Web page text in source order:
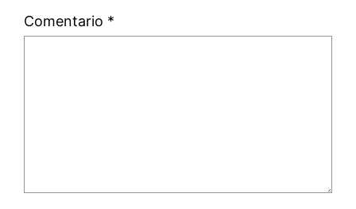
Comentario *